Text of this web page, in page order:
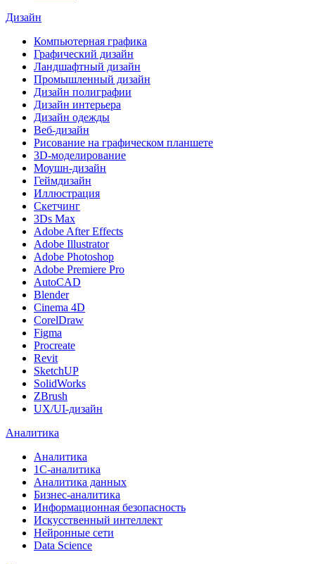
Дизайн
Компьютерная графика
Графический дизайн
Ландшафтный дизайн
Промышленный дизайн
Дизайн полиграфии
Дизайн интерьера
Дизайн одежды
Веб-дизайн
Рисование на графическом планшете
3D-моделирование
Моушн-дизайн
Геймдизайн
Иллюстрация
Скетчинг
3Ds Max
Adobe After Effects
Adobe Illustrator
Adobe Photoshop
Adobe Premiere Pro
AutoCAD
Blender
Cinema 4D
CorelDraw
Figma
Procreate
Revit
SketchUP
SolidWorks
ZBrush
UX/UI-дизайн
Аналитика
Аналитика
1С-аналитика
Аналитика данных
Бизнес-аналитика
Информационная безопасность
Искусственный интеллект
Нейронные сети
Data Science